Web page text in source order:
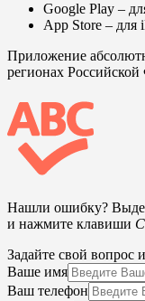
Google Play –
App Store – для
Приложение
регионах
Нашли ошибку?
и нажмите клавиши
Задайте свой вопрос
Ваше имя
Ваш телефон